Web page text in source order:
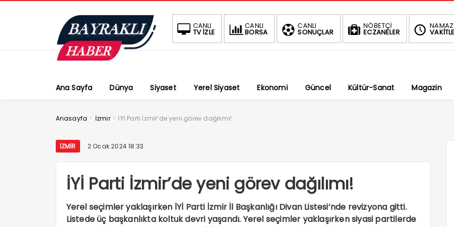
CANLI
TV İZLE
CANLI
BORSA
CANLI
SONUÇLAR
NÖBETÇİ
ECZANELER
NAMAZ
BIST
0.47%
Ana Sayfa Dünya Siyaset Yerel Siyaset Ekonomi Güncel Kültür-Sanat Magazin
Anasayfa > İzmir > İYİ Parti İzmir’de yeni görev dağılımı!
İZMIR 2 Ocak 2024 18:33
İYİ Parti İzmir’de yeni görev dağılımı!
Yerel seçimler yaklaşırken İYİ Parti İzmir İl Başkanlığı Divan Listesi’nde revizyona gitti.
Listede üç başkanlıkta koltuk devri yaşandı. Yerel seçimler yaklaşırken siyasi partilerde